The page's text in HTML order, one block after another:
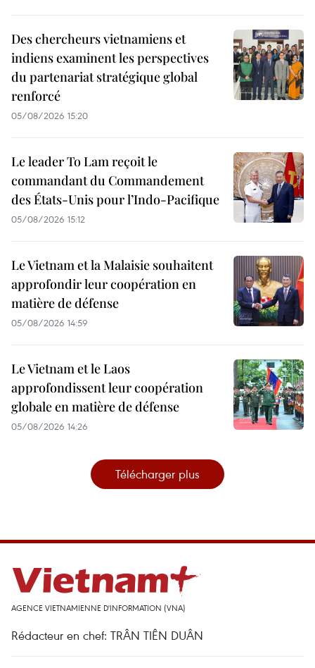
Des chercheurs vietnamiens et
indiens examinent les perspectives
du partenariat stratégique global
renforcé
05/08/2026 15:20
Le leader To Lam reçoit le
commandant du Commandement
des États-Unis pour l’Indo-Pacifique
05/08/2026 15:12
Le Vietnam et la Malaisie souhaitent
approfondir leur coopération en
matière de défense
05/08/2026 14:59
Le Vietnam et le Laos
approfondissent leur coopération
globale en matière de défense
05/08/2026 14:26
Télécharger plus
AGENCE VIETNAMIENNE D'INFORMATION (VNA)
Rédacteur en chef: TRÂN TIÊN DUÂN